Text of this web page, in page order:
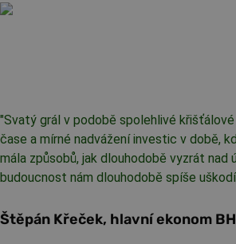
"Svatý grál v podobě spolehlivé
čase a mírné nadvážení investic v době,
mála způsobů, jak dlouhodobě vyzrát
budoucnost nám dlouhodobě spíše
Štěpán Křeček, hlavní ekonom